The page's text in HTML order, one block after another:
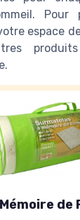
espace
de